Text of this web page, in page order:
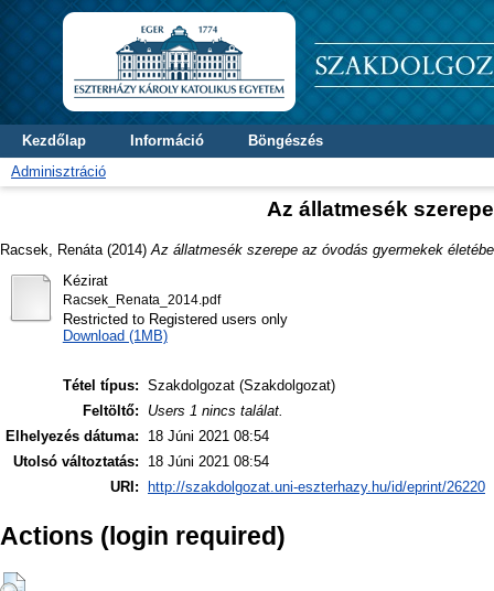
Kezdőlap Információ
Böngészés
Adminisztráció
Az állatmesék
Racsek, Renáta (2014) Az állatmesék szerepe az óvodás gyermekek
Kézirat
Racsek_Renata_2014.pdf
Restricted to Registered users only
Download (1MB)
Tétel típus: Szakdolgozat (Szakdolgozat)
Feltöltő:
Users 1 nincs találat.
Elhelyezés dátuma:
18 Júni 2021 08:54
Utolsó változtatás:
18 Júni 2021 08:54
URI:
http://szakdolgozat.uni-eszterhazy.hu/id/eprint/26220
Actions (login required)